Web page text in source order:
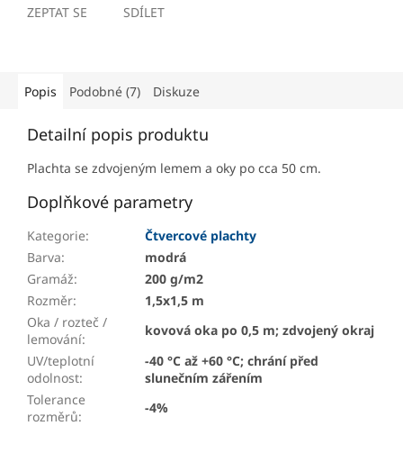
ZEPTAT SE SDÍLET
Popis Podobné (7) Diskuze
Detailní popis produktu
Plachta se zdvojeným lemem a oky po cca 50 cm.
Doplňkové parametry
Kategorie:
Čtvercové plachty
Barva:
modrá
Gramáž:
200 g/m2
Rozměr:
1,5x1,5 m
Oka / rozteč /
lemování:
kovová oka po 0,5 m; zdvojený okraj
UV/teplotní
odolnost:
-40 °C až +60 °C; chrání před
slunečním zářením
Tolerance
rozměrů:
-4%